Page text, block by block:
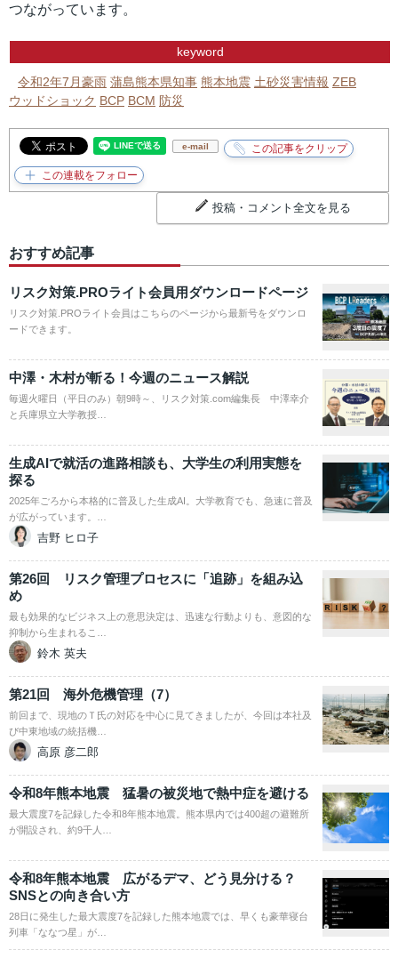
つながっています。
keyword
令和2年7月豪雨 蒲島熊本県知事 熊本地震 土砂災害情報 ZEB
ウッドショック BCP BCM 防災
e-mail
投稿・コメント全文を見る
おすすめ記事
リスク対策.PROライト会員用ダウンロードページ
リスク対策.PROライト会員はこちらのページから最新号をダウンロ
ードできます。
中澤・木村が斬る！今週のニュース解説
毎週火曜日（平日のみ）朝9時～、リスク対策.com編集長 中澤幸介
と兵庫県立大学教授…
生成AIで就活の進路相談も、大学生の利用実態を
探る
2025年ごろから本格的に普及した生成AI。大学教育でも、急速に普及
が広がっています。…
吉野 ヒロ子
第26回 リスク管理プロセスに「追跡」を組み込
め
最も効果的なビジネス上の意思決定は、迅速な行動よりも、意図的な
抑制から生まれるこ…
鈴木 英夫
第21回 海外危機管理（7）
前回まで、現地のＴ氏の対応を中心に見てきましたが、今回は本社及
び中東地域の統括機…
高原 彦二郎
令和8年熊本地震 猛暑の被災地で熱中症を避ける
最大震度7を記録した令和8年熊本地震。熊本県内では400超の避難所
が開設され、約9千人…
令和8年熊本地震 広がるデマ、どう見分ける？
SNSとの向き合い方
28日に発生した最大震度7を記録した熊本地震では、早くも豪華寝台
列車「ななつ星」が…